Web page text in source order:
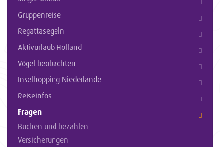
Gruppenreise
Regattasegeln
Aktivurlaub Holland
Vögel beobachten
Inselhopping Niederlande
Reiseinfos
Fragen
Buchen und bezahlen
Versicherungen